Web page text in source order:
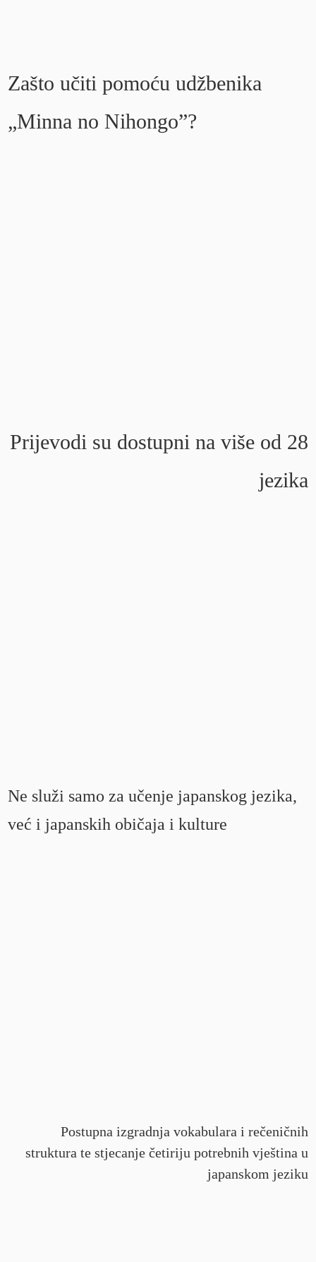
Zašto učiti pomoću udžbenika
„Minna no Nihongo”?
Prijevodi su dostupni na više od 28
jezika
Ne služi samo za učenje japanskog jezika,
već i japanskih običaja i kulture
Postupna izgradnja vokabulara i rečeničnih
struktura te stjecanje četiriju potrebnih vještina u
japanskom jeziku